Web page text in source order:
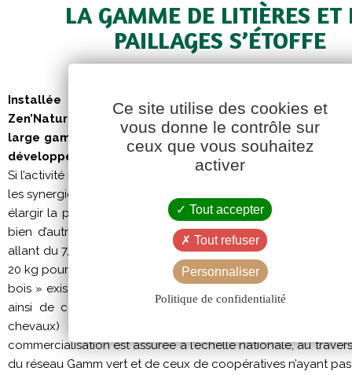
LA GAMME DE LITIÈRES ET
PAILLAGES S’ÉTOFFE
Installée dans le bocage vendéen à Breuil- Barret
Zen’Nature créée par Coop’Eveil et Cavac propose
large gamme de litières pour animaux et paillages.
développe désormais de petits conditionnements.
Si l’activité portait historiquement sur les copeaux de bois et
les synergies avec l’outil de défibrage de Cavac
élargir la palette de matières premières, avec notamment
bien d’autres encore… Les produits sont emballés sous
allant du 7,5 kg à 15 kg pour la paille de blé (litière et
20 kg pour les copeaux utilisés en litière. A noter que le
bois » existe en qualité « Extra » et en version «
ainsi de couvrir des marchés professionnels (élevages
chevaux) mais aussi de particuliers (volailles, équidés
commercialisation est assurée à l’échelle nationale, au
du réseau Gamm vert et de ceux de coopératives n’ayant
Ce site utilise des cookies et
vous donne le contrôle sur
ceux que vous souhaitez
activer
Tout accepter
Tout refuser
Personnaliser
Politique de confidentialité